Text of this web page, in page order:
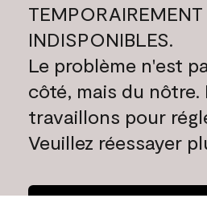
TEMPORAIREMENT
INDISPONIBLES.
Le problème n'est
côté, mais du nôtre.
travaillons pour
Veuillez réessayer